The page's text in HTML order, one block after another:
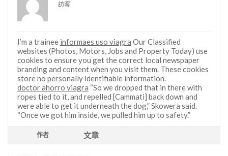
訪客
I’m a trainee informaes uso viagra Our Classified
websites (Photos, Motors, Jobs and Property Today) use
cookies to ensure you get the correct local newspaper
branding and content when you visit them. These cookies
store no personally identifiable information.
doctor ahorro viagra “So we dropped that in there with
ropes tied to it, and repelled [Cammati] back down and
were able to get it underneath the dog,” Skowera said.
“Once we got him inside, we pulled him up to safety.”
作者 文章